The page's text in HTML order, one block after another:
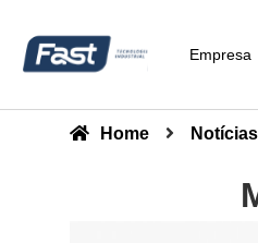
Empresa
Home Notícias